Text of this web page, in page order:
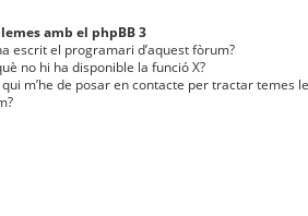
amb el phpBB 3
escrit el programari d’aquest fòrum?
no hi ha disponible la funció X?
m’he de posar en contacte per tractar temes